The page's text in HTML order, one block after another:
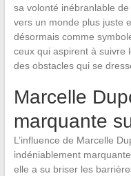
sa volonté inébranlable
vers un monde plus juste
désormais comme
ceux qui aspirent à suivre
des obstacles qui se
Marcelle
marquante
L’influence de Marcelle
indéniablement
elle a su briser les